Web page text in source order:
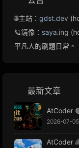
🌐主站： gdst.dev
🪐鏡像： saya.ing
平凡人的刷題日常。
最新文章
AtCoder
2026-07-05
AtCoder